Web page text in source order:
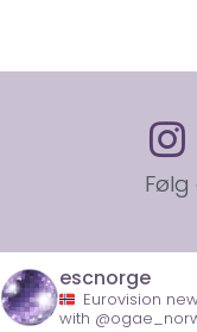
escnorge
Eurovision
with